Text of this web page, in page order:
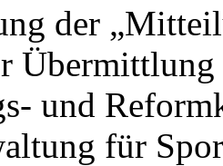
der
und
für